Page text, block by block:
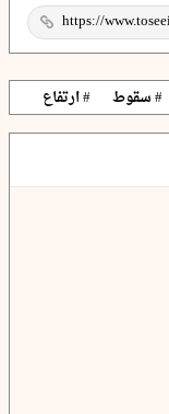
# سقوط # ارتفاع